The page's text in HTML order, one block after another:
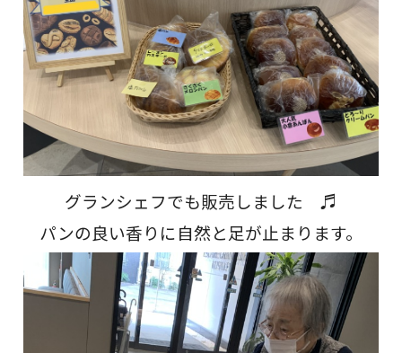
グランシェフでも販売しました ♬
パンの良い香りに自然と足が止まります。